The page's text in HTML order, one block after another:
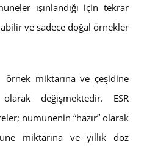
ışınlandığı için tekrar
ve sadece doğal örnekler
miktarına ve çeşidine
değişmektedir. ESR
numunenin “hazır” olarak
miktarına ve yıllık doz